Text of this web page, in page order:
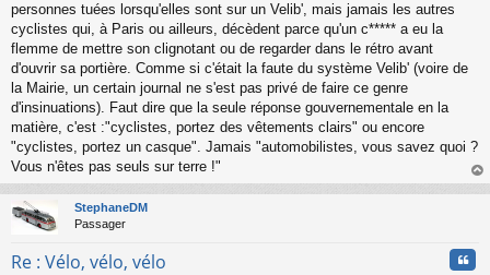
g
e
n
o
n
u
personnes tuées lorsqu'elles sont sur un Velib', mais jamais les autres
cyclistes qui, à Paris ou ailleurs, décèdent parce qu'un c***** a eu la
flemme de mettre son clignotant ou de regarder dans le rétro avant
d'ouvrir sa portière. Comme si c'était la faute du système Velib' (voire de
la Mairie, un certain journal ne s'est pas privé de faire ce genre
d'insinuations). Faut dire que la seule réponse gouvernementale en la
matière, c'est :"cyclistes, portez des vêtements clairs" ou encore
"cyclistes, portez un casque". Jamais "automobilistes, vous savez quoi ?
Vous n'êtes pas seuls sur terre !"
au
StephaneDM
Passager
Re : Vélo, vélo, vélo